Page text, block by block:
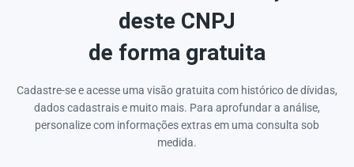
deste CNPJ
de forma gratuita
Cadastre-se e acesse uma visão gratuita com histórico de dívidas,
dados cadastrais e muito mais. Para aprofundar a análise,
personalize com informações extras em uma consulta sob
medida.